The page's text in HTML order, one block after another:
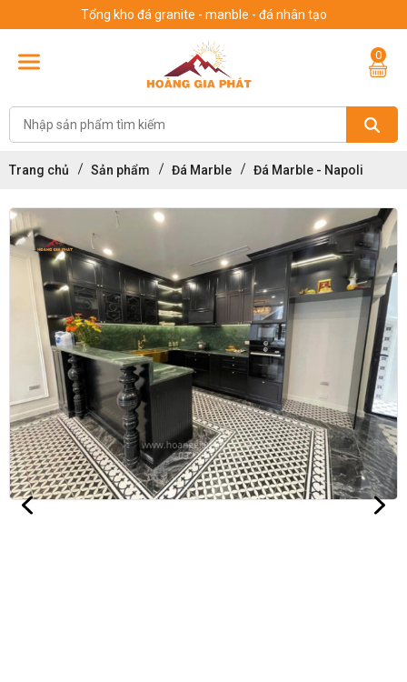
Tổng kho đá granite - manble - đá nhân tạo
0
Trang chủ Sản phẩm Đá Marble Đá Marble - Napoli